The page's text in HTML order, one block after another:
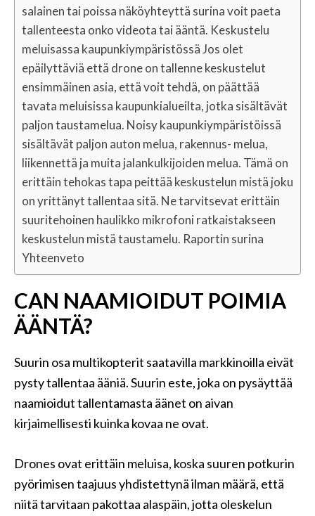
salainen tai poissa näköyhteyttä surina voit paeta
tallenteesta onko videota tai ääntä. Keskustelu
meluisassa kaupunkiympäristössä Jos olet
epäilyttäviä että drone on tallenne keskustelut
ensimmäinen asia, että voit tehdä, on päättää
tavata meluisissa kaupunkialueilta, jotka sisältävät
paljon taustamelua. Noisy kaupunkiympäristöissä
sisältävät paljon auton melua, rakennus- melua,
liikennettä ja muita jalankulkijoiden melua. Tämä on
erittäin tehokas tapa peittää keskustelun mistä joku
on yrittänyt tallentaa sitä. Ne tarvitsevat erittäin
suuritehoinen haulikko mikrofoni ratkaistakseen
keskustelun mistä taustamelu. Raportin surina
Yhteenveto
CAN NAAMIOIDUT POIMIA
ÄÄNTÄ?
Suurin osa multikopterit saatavilla markkinoilla eivät
pysty tallentaa ääniä. Suurin este, joka on pysäyttää
naamioidut tallentamasta äänet on aivan
kirjaimellisesti kuinka kovaa ne ovat.
Drones ovat erittäin meluisa, koska suuren potkurin
pyörimisen taajuus yhdistettynä ilman määrä, että
niitä tarvitaan pakottaa alaspäin, jotta oleskelun